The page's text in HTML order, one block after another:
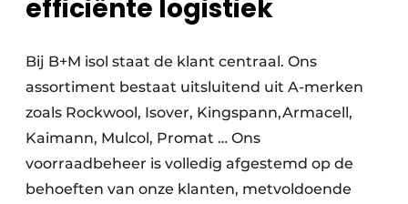
efficiënte logistiek
Bij B+M isol staat de klant centraal. Ons
assortiment bestaat uitsluitend uit A-merken
zoals Rockwool, Isover, Kingspann,Armacell,
Kaimann, Mulcol, Promat … Ons
voorraadbeheer is volledig afgestemd op de
behoeften van onze klanten, metvoldoende